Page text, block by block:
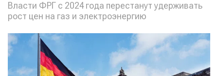
Власти ФРГ с 2024 года перестанут удерживать
рост цен на газ и электроэнергию